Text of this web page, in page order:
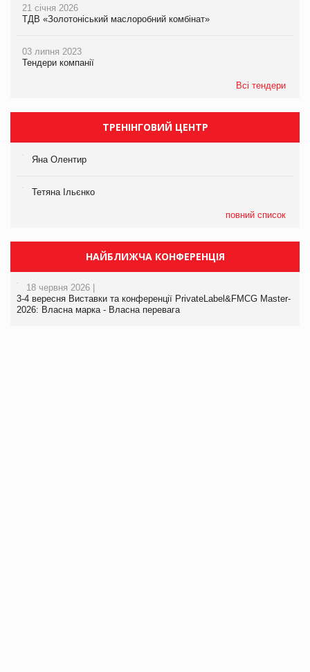
21 січня 2026
ТДВ «Золотоніський маслоробний комбінат»
03 липня 2023
Тендери компанії
Всі тендери
ТРЕНІНГОВИЙ ЦЕНТР
Яна Олентир
Тетяна Ільєнко
повний список
НАЙБЛИЖЧА КОНФЕРЕНЦІЯ
18 червня 2026 |
3-4 вересня Виставки та конференції PrivateLabel&FMCG Master-
2026: Власна марка - Власна перевага